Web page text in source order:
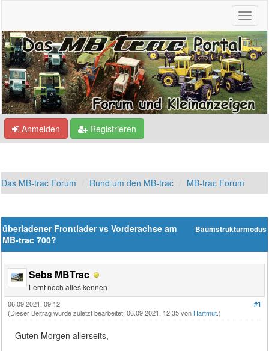
Anmelden Registrieren
Das MB-trac Forum Rund um den MB-trac MB-trac Forum
Baumstrukturmodus
überladener Frontlader vs Vorderachse am
MB-trac 700?
Sebs MBTrac
Lernt noch alles kennen
#1
06.09.2021, 09:12
(Dieser Beitrag wurde zuletzt bearbeitet: 06.09.2021, 12:35 von Hartmut.)
Guten Morgen allerseits,